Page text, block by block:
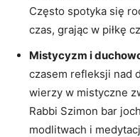
⁤Często spotyka się
czas, grając w piłkę
Mistycyzm i
czasem refleksji nad‍
wierzy w mistyczne
Rabbi Szimon bar
modlitwach‍ i